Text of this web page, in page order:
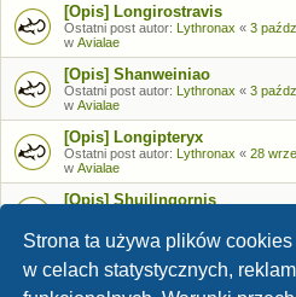
Strona ta używa plików
w celach statystycznych,
[Opis] Longirostravis
Ostatni post autor: Lythronax « 3
w Avialae
[Opis] Shanweiniao
Ostatni post autor: Lythronax « 3
w Avialae
[Opis] Longipteryx
Ostatni post autor: Lythronax « 28
w Avialae
[Opis] Shuilingornis